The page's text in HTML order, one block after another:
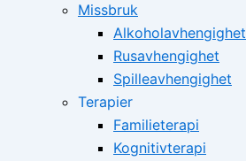
Missbruk
Alkoholavhengighet
Rusavhengighet
Spilleavhengighet
Terapier
Familieterapi
Kognitivterapi